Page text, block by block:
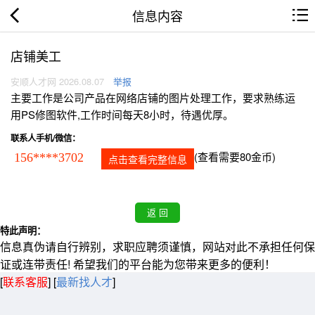
信息内容
店铺美工
安顺人才网 2026.08.07 举报
主要工作是公司产品在网络店铺的图片处理工作，要求熟练运
用PS修图软件,工作时间每天8小时，待遇优厚。
联系人手机/微信：
156****3702 点击查看完整信息 (查看需要80金币)
特此声明：
信息真伪请自行辨别，求职应聘须谨慎，网站对此不承担任何保
证或连带责任! 希望我们的平台能为您带来更多的便利！
[联系客服] [最新找人才]